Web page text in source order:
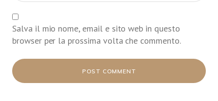
Salva il mio nome, email e sito web in questo
browser per la prossima volta che commento.